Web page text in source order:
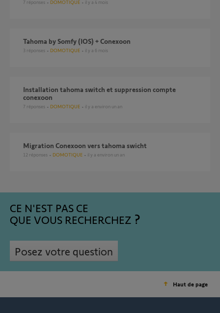
7 réponses DOMOTIQUE il y a 4 mois
Tahoma by Somfy (IOS) + Conexoon
3 réponses DOMOTIQUE il y a 6 mois
Installation tahoma switch et suppression compte
conexoon
7 réponses DOMOTIQUE il y a environ un an
Migration Conexoon vers tahoma swicht
12 réponses DOMOTIQUE il y a environ un an
CE N'EST PAS CE
QUE VOUS RECHERCHEZ
Posez votre question
Haut de page